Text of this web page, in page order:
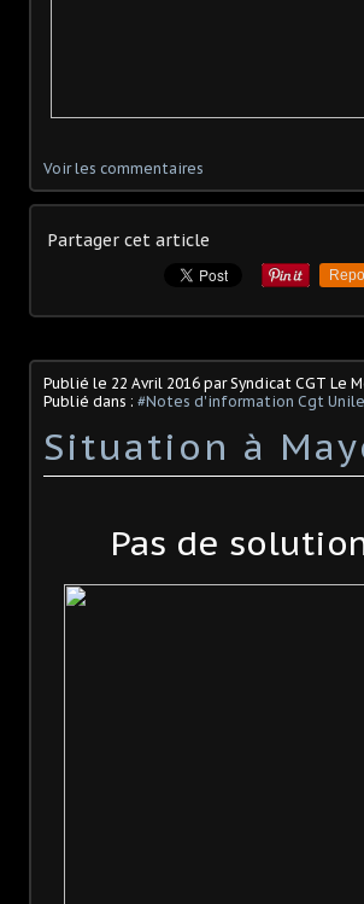
Voir les commentaires
Partager cet article
Publié le 22 Avril 2016 par Syndicat CGT Le
Publié dans : #Notes d'information Cgt
Situation à
Pas de